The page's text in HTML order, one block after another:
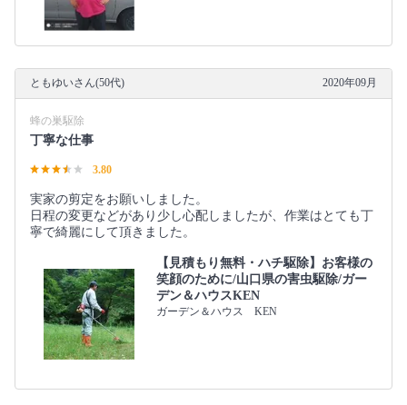
ともゆいさん(50代) 2020年09月
蜂の巣駆除
丁寧な仕事
3.80
実家の剪定をお願いしました。
日程の変更などがあり少し心配しましたが、作業はとても丁
寧で綺麗にして頂きました。
【見積もり無料・ハチ駆除】お客様の
笑顔のために/山口県の害虫駆除/ガー
デン＆ハウスKEN
ガーデン＆ハウス KEN